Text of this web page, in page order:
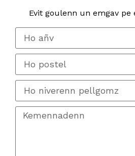
Evit goulenn un emgav pe